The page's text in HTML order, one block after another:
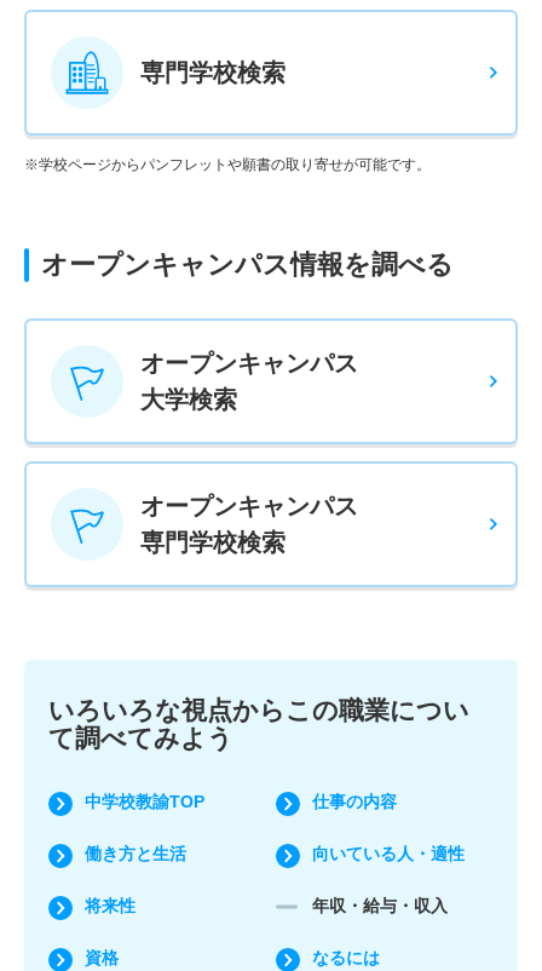
専門学校検索
※学校ページからパンフレットや願書の取り寄せが可能です。
オープンキャンパス情報を調べる
オープンキャンパス
大学検索
オープンキャンパス
専門学校検索
いろいろな視点からこの職業につい
て調べてみよう
中学校教諭TOP 仕事の内容
働き方と生活 向いている人・適性
将来性 年収・給与・収入
資格 なるには